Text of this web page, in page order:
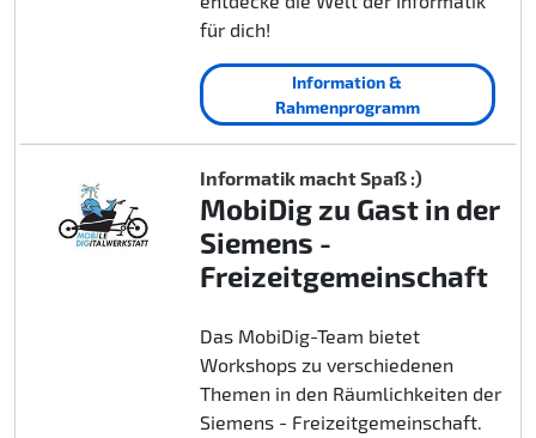
für dich!
Information &
Rahmenprogramm
Informatik macht Spaß :)
MobiDig zu Gast in der
Siemens -
Freizeitgemeinschaft
Das MobiDig-Team bietet
Workshops zu verschiedenen
Themen in den Räumlichkeiten der
Siemens - Freizeitgemeinschaft.